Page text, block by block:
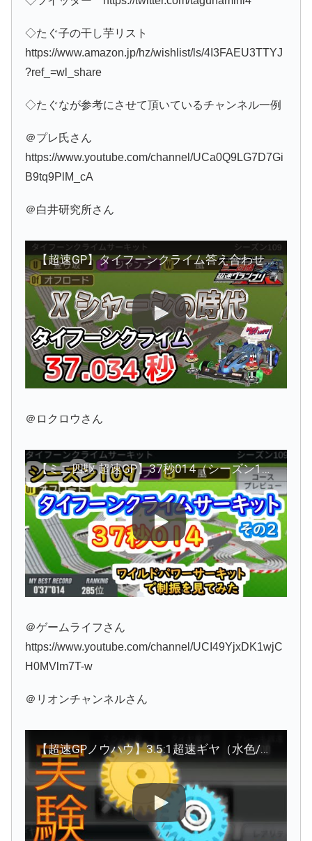
◇たぐ子の干し芋リスト
https://www.amazon.jp/hz/wishlist/ls/4I3FAEU3TTYJ
?ref_=wl_share
◇たぐなが参考にさせて頂いているチャンネル一例
＠プレ氏さん
https://www.youtube.com/channel/UCa0Q9LG7D7Gi
B9tq9PlM_cA
＠白井研究所さん
【超速GP】タイフーンクライム答え合わせ ダウンフォースだ！ Xシャーシによるダウンフォースが全てをねじ伏せるんだ 診断一覧他【超速グランプリ実況攻略動画】
＠ロクロウさん
【ミニ四駆 超速GP】37秒014（シーズン109 タイフーンクライムサーキット その2）
＠ゲームライフさん
https://www.youtube.com/channel/UCI49YjxDK1wjC
H0MVlm7T-w
＠リオンチャンネルさん
【超速GPノウハウ】3.5:1超速ギヤ（水色/黄色）の改造何が良い🤔